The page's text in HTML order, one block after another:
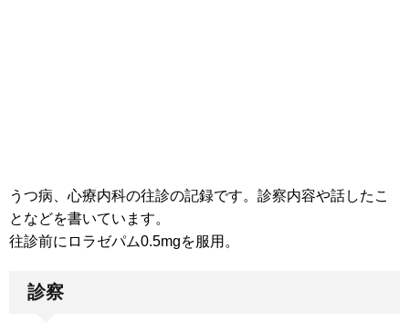
うつ病、心療内科の往診の記録です。診察内容や話したこ
となどを書いています。
往診前にロラゼパム0.5mgを服用。
診察